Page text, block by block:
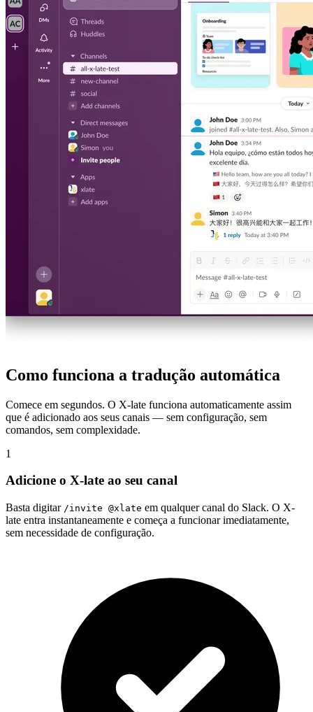
Como funciona a tradução automática
Comece em segundos. O X-late funciona automaticamente assim
que é adicionado aos seus canais — sem configuração, sem
comandos, sem complexidade.
1
Adicione o X-late ao seu canal
Basta digitar /invite @xlate em qualquer canal do Slack. O X-
late entra instantaneamente e começa a funcionar imediatamente,
sem necessidade de configuração.